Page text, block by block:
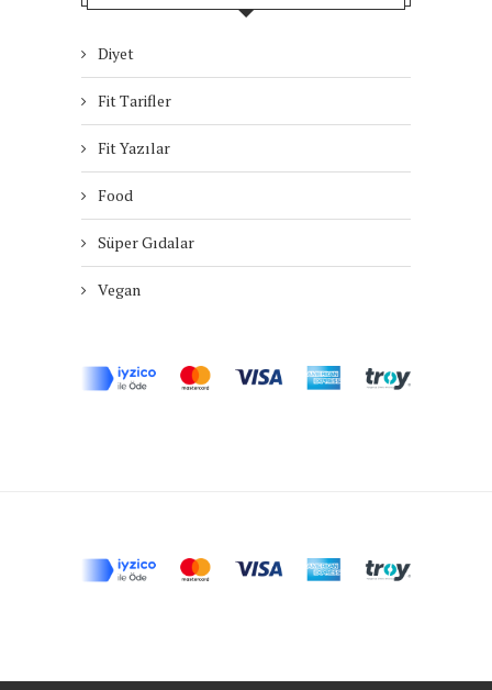
Diyet
Fit Tarifler
Fit Yazılar
Food
Süper Gıdalar
Vegan